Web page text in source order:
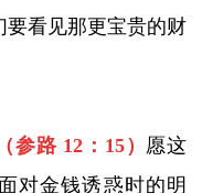
要看见那更宝贵的财
（参路 12 ： 15） 愿这
对金钱诱惑时的明